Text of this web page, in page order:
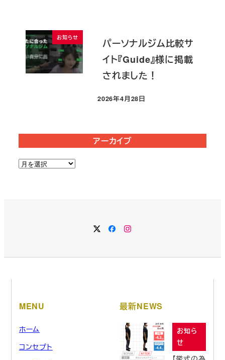
お知らせ
パーソナルジム比較サ
イト『Guide』様に掲載
されました！
投稿日
2026年4月28日
アーカイブ
ア
MENU
ホーム
コンセプト
最新NEWS
お知ら
せ